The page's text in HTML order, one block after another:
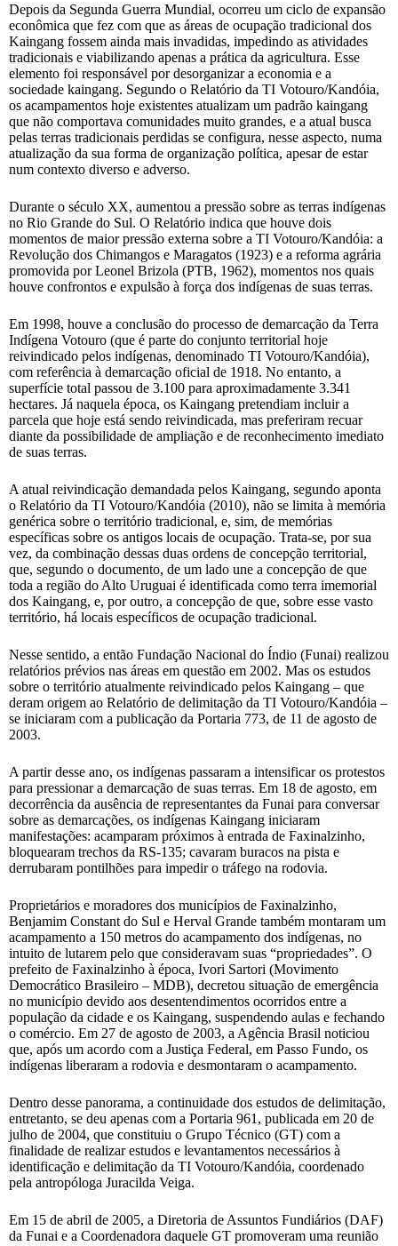
Depois da Segunda Guerra Mundial, ocorreu um ciclo de expansão
econômica que fez com que as áreas de ocupação tradicional dos
Kaingang fossem ainda mais invadidas, impedindo as atividades
tradicionais e viabilizando apenas a prática da agricultura. Esse
elemento foi responsável por desorganizar a economia e a
sociedade kaingang. Segundo o Relatório da TI Votouro/Kandóia,
os acampamentos hoje existentes atualizam um padrão kaingang
que não comportava comunidades muito grandes, e a atual busca
pelas terras tradicionais perdidas se configura, nesse aspecto, numa
atualização da sua forma de organização política, apesar de estar
num contexto diverso e adverso.
Durante o século XX, aumentou a pressão sobre as terras indígenas
no Rio Grande do Sul. O Relatório indica que houve dois
momentos de maior pressão externa sobre a TI Votouro/Kandóia: a
Revolução dos Chimangos e Maragatos (1923) e a reforma agrária
promovida por Leonel Brizola (PTB, 1962), momentos nos quais
houve confrontos e expulsão à força dos indígenas de suas terras.
Em 1998, houve a conclusão do processo de demarcação da Terra
Indígena Votouro (que é parte do conjunto territorial hoje
reivindicado pelos indígenas, denominado TI Votouro/Kandóia),
com referência à demarcação oficial de 1918. No entanto, a
superfície total passou de 3.100 para aproximadamente 3.341
hectares. Já naquela época, os Kaingang pretendiam incluir a
parcela que hoje está sendo reivindicada, mas preferiram recuar
diante da possibilidade de ampliação e de reconhecimento imediato
de suas terras.
A atual reivindicação demandada pelos Kaingang, segundo aponta
o Relatório da TI Votouro/Kandóia (2010), não se limita à memória
genérica sobre o território tradicional, e, sim, de memórias
específicas sobre os antigos locais de ocupação. Trata-se, por sua
vez, da combinação dessas duas ordens de concepção territorial,
que, segundo o documento, de um lado une a concepção de que
toda a região do Alto Uruguai é identificada como terra imemorial
dos Kaingang, e, por outro, a concepção de que, sobre esse vasto
território, há locais específicos de ocupação tradicional.
Nesse sentido, a então Fundação Nacional do Índio (Funai) realizou
relatórios prévios nas áreas em questão em 2002. Mas os estudos
sobre o território atualmente reivindicado pelos Kaingang – que
deram origem ao Relatório de delimitação da TI Votouro/Kandóia –
se iniciaram com a publicação da Portaria 773, de 11 de agosto de
2003.
A partir desse ano, os indígenas passaram a intensificar os protestos
para pressionar a demarcação de suas terras. Em 18 de agosto, em
decorrência da ausência de representantes da Funai para conversar
sobre as demarcações, os indígenas Kaingang iniciaram
manifestações: acamparam próximos à entrada de Faxinalzinho,
bloquearam trechos da RS-135; cavaram buracos na pista e
derrubaram pontilhões para impedir o tráfego na rodovia.
Proprietários e moradores dos municípios de Faxinalzinho,
Benjamim Constant do Sul e Herval Grande também montaram um
acampamento a 150 metros do acampamento dos indígenas, no
intuito de lutarem pelo que consideravam suas “propriedades”. O
prefeito de Faxinalzinho à época, Ivori Sartori (Movimento
Democrático Brasileiro – MDB), decretou situação de emergência
no município devido aos desentendimentos ocorridos entre a
população da cidade e os Kaingang, suspendendo aulas e fechando
o comércio. Em 27 de agosto de 2003, a Agência Brasil noticiou
que, após um acordo com a Justiça Federal, em Passo Fundo, os
indígenas liberaram a rodovia e desmontaram o acampamento.
Dentro desse panorama, a continuidade dos estudos de delimitação,
entretanto, se deu apenas com a Portaria 961, publicada em 20 de
julho de 2004, que constituiu o Grupo Técnico (GT) com a
finalidade de realizar estudos e levantamentos necessários à
identificação e delimitação da TI Votouro/Kandóia, coordenado
pela antropóloga Juracilda Veiga.
Em 15 de abril de 2005, a Diretoria de Assuntos Fundiários (DAF)
da Funai e a Coordenadora daquele GT promoveram uma reunião